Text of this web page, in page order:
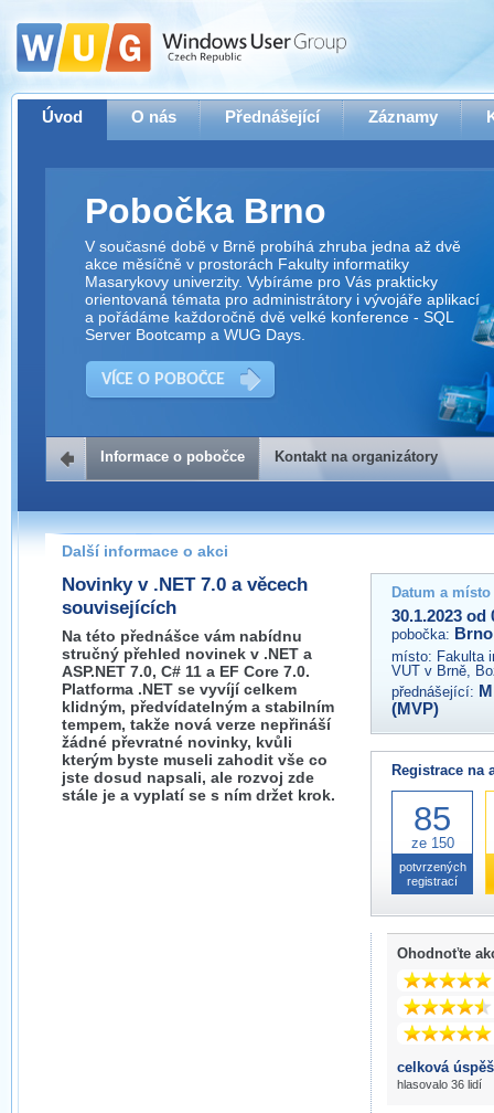
Úvod O nás Přednášející Záznamy
Pobočka Brno
V současné době v Brně probíhá zhruba jedna až dvě
akce měsíčně v prostorách Fakulty informatiky
Masarykovy univerzity. Vybíráme pro Vás prakticky
orientovaná témata pro administrátory i vývojáře aplikací
a pořádáme každoročně dvě velké konference - SQL
Server Bootcamp a WUG Days.
VÍCE O POBOČCE
Kontakt na organizátory
Pokud máte jakýkoliv dotaz na organizátory této akce,
prosím neváhejte nás kontaktovat na e-mailu:
brno@wug.cz
Informace o pobočce Kontakt na organizátory
Další informace o akci
Novinky v .NET 7.0 a věcech
souvisejících
Na této přednášce vám nabídnu
stručný přehled novinek v .NET a
ASP.NET 7.0, C# 11 a EF Core 7.0.
Platforma .NET se vyvíjí celkem
klidným, předvídatelným a stabilním
tempem, takže nová verze nepřináší
žádné převratné novinky, kvůli
kterým byste museli zahodit vše co
jste dosud napsali, ale rozvoj zde
stále je a vyplatí se s ním držet krok.
Datum a
30.1.2023 od
pobočka: Brno
místo: Fakulta
VUT v Brně,
přednášející:
(MVP)
Registrace na
85
ze 150
potvrzených
registrací
Ohodnoťte
celková
hlasovalo 36 lidí